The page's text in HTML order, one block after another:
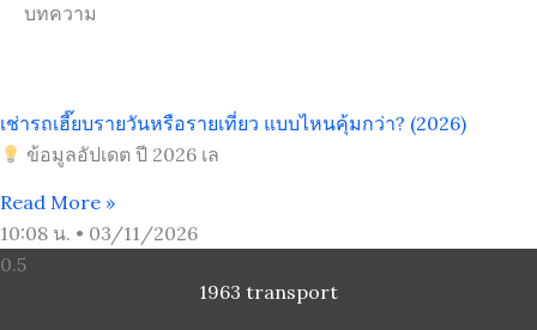
บทความ
เช่ารถเฮี๊ยบรายวันหรือรายเที่ยว แบบไหนคุ้มกว่า? (2026)
ข้อมูลอัปเดต ปี 2026 เล
Read More »
10:08 น.
03/11/2026
1963 transport